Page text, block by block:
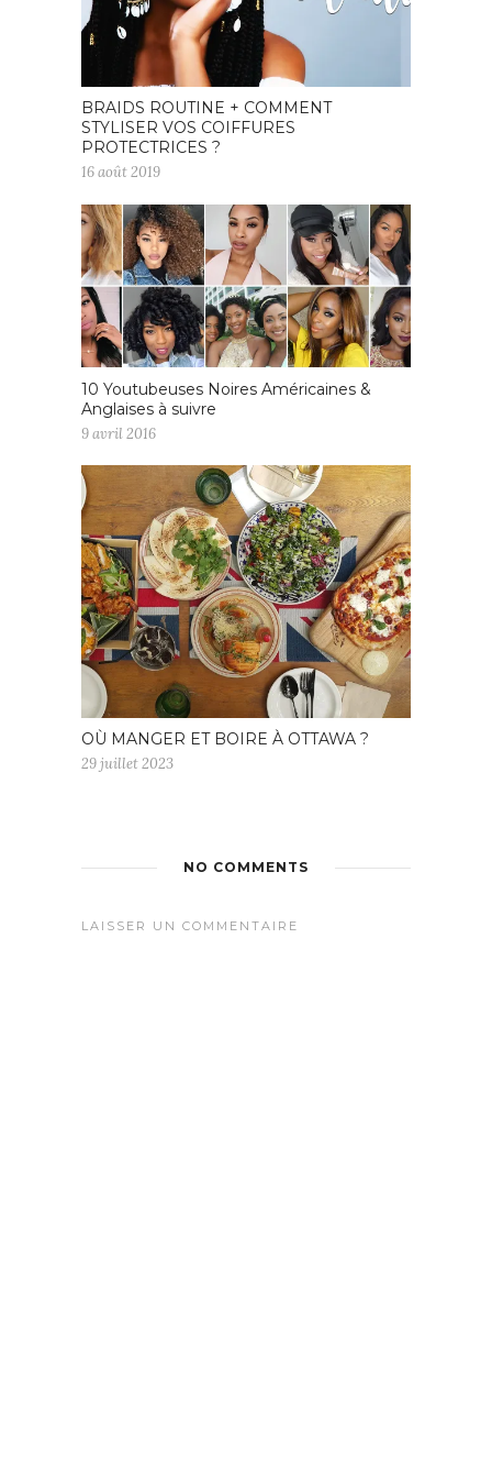
BRAIDS ROUTINE + COMMENT
STYLISER VOS COIFFURES
PROTECTRICES ?
16 août 2019
10 Youtubeuses Noires Américaines &
Anglaises à suivre
9 avril 2016
OÙ MANGER ET BOIRE À OTTAWA ?
29 juillet 2023
NO COMMENTS
LAISSER UN COMMENTAIRE